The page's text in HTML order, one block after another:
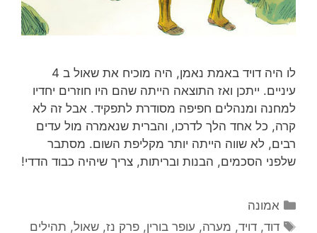
לו היה דויד באמת נאמן, היה מוכיח את שאול ב 4
עיניים. ייתכן ואז התוצאה הייתה שהם היו חוזרים יחדיו
למחנה ומנהלים חפיפה מסודרת לתפקיד. אבל זה לא
קרה, כל אחד הלך לדרכו, והברית שנאמרה מול עדים
רבים, לא שווה הייתה יותר מקליפת השום. מסתבר
שלפני הסכמים, הבנות ובריתות, צריך שיהיה כבוד הדדי!
קטגוריות
אמונה
תגיות
דוד,דויד, מערה, עופר בורין,פרק נז,שאול, תהילים